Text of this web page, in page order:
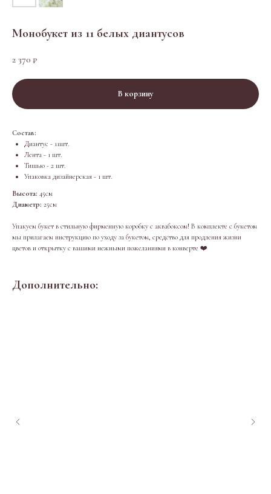
Монобукет из 11 белых диантусов
2 370 ₽
В корзину
Состав:
Диантус - 11шт.
Лента - 1 шт.
Тишью - 2 шт.
Упаковка дизайнерская - 1 шт.
Высота: 45см
Диаметр: 25см
Упакуем букет в стильную фирменную коробку с аквабоксом! В комплекте с букетом
мы прилагаем инструкцию по уходу за букетом, средство для продления жизни
цветов и открытку с вашими нежными пожеланиями в конверте ❤️
Дополнительно: